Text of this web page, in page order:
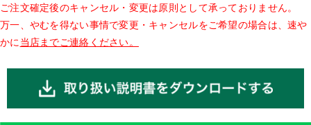
ご注文確定後のキャンセル・変更は原則として承っておりません。
万一、やむを得ない事情で変更・キャンセルをご希望の場合は、速や
かに 当店までご連絡ください。